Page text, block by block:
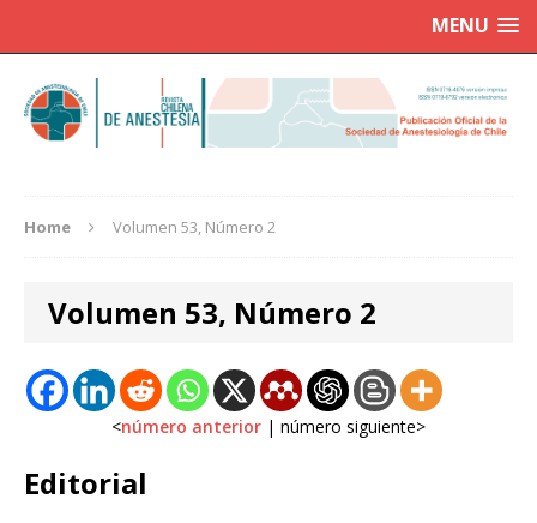
MENU
Home Volumen 53, Número 2
Volumen 53, Número 2
<número anterior | número siguiente>
Editorial